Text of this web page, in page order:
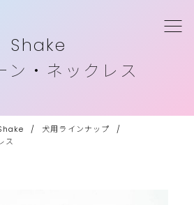
Shake
ン・ネックレス
/ 犬用ラインナップ
/
ス